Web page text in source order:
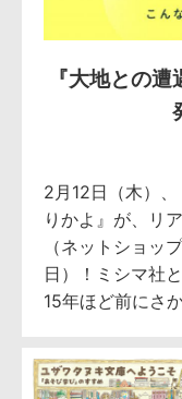
『大地との
2月12日（木）
りかよ』が、リ
（ネットショッ
日）！ミシマ社
15年ほど前にさ